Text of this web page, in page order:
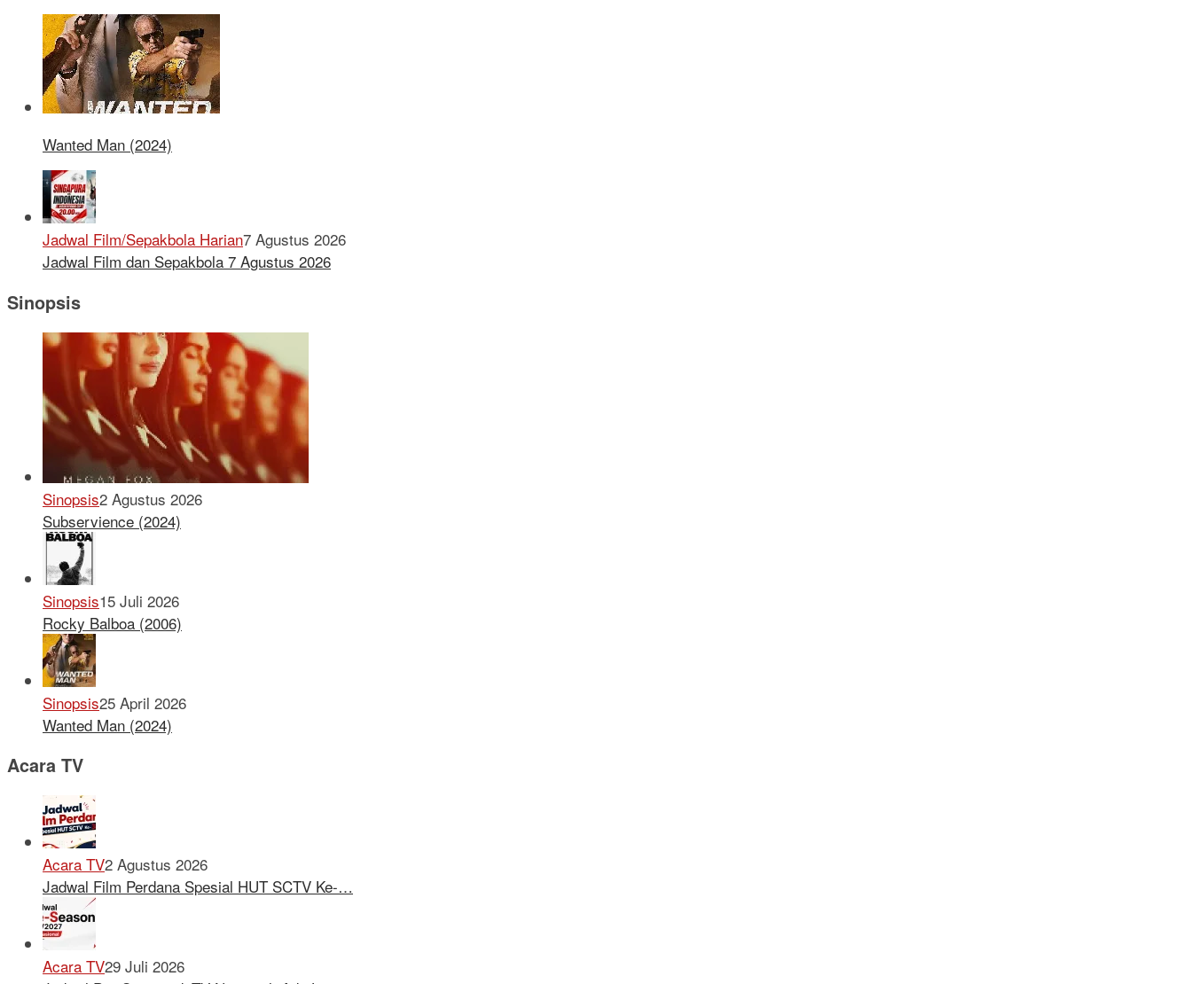
Wanted Man (2024)
Jadwal Film/Sepakbola Harian7 Agustus 2026
Jadwal Film dan Sepakbola 7 Agustus 2026
Sinopsis
Sinopsis2 Agustus 2026
Subservience (2024)
Sinopsis15 Juli 2026
Rocky Balboa (2006)
Sinopsis25 April 2026
Wanted Man (2024)
Acara TV
Acara TV2 Agustus 2026
Jadwal Film Perdana Spesial HUT SCTV Ke-…
Acara TV29 Juli 2026